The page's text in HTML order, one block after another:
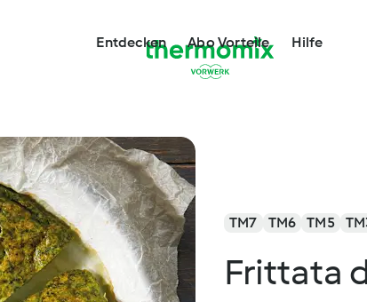
Entdecken Abo Vorteile Hilfe
TM7 TM6 TM5
Frittata